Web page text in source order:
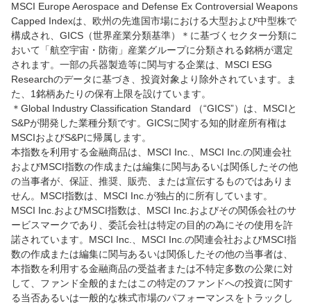
MSCI Europe Aerospace and Defense Ex Controversial Weapons
Capped Indexは、欧州の先進国市場における大型および中型株で
構成され、GICS（世界産業分類基準）＊に基づくセクター分類に
おいて「航空宇宙・防衛」産業グループに分類される銘柄が選定
されます。一部の兵器製造等に関与する企業は、MSCI ESG
Researchのデータに基づき、投資対象より除外されています。ま
た、1銘柄あたりの保有上限を設けています。
＊Global Industry Classification Standard （“GICS”）は、MSCIと
S&Pが開発した業種分類です。GICSに関する知的財産所有権は
MSCIおよびS&Pに帰属します。
本指数を利用する金融商品は、MSCI Inc.、MSCI Inc.の関連会社
およびMSCI指数の作成または編集に関与あるいは関係したその他
の当事者が、保証、推奨、販売、または宣伝するものではありま
せん。MSCI指数は、MSCI Inc.が独占的に所有しています。
MSCI Inc.およびMSCI指数は、MSCI Inc.およびその関係会社のサ
ービスマークであり、委託会社は特定の目的の為にその使用を許
諾されています。MSCI Inc.、MSCI Inc.の関連会社およびMSCI指
数の作成または編集に関与あるいは関係したその他の当事者は、
本指数を利用する金融商品の受益者または不特定多数の公衆に対
して、ファンド全般的またはこの特定のファンドへの投資に関す
る当否あるいは一般的な株式市場のパフォーマンスをトラックし